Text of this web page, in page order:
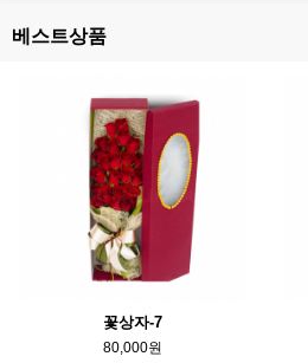
베스트상품
꽃상자-7
80,000원